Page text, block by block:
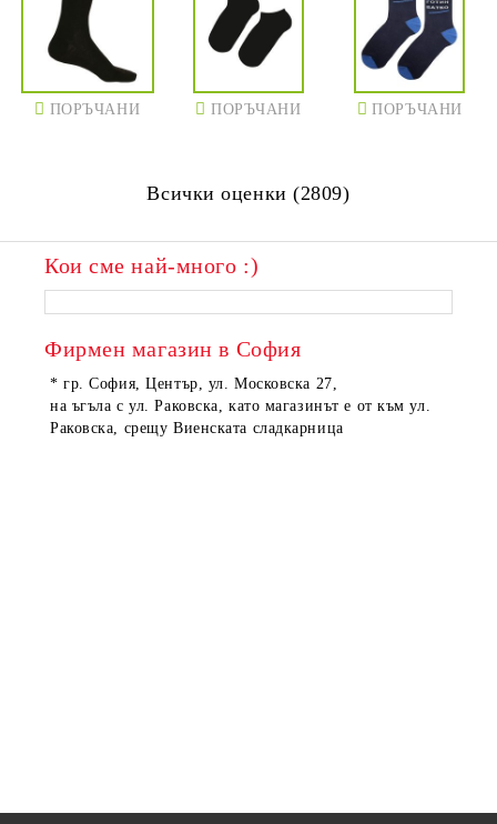
ПОРЪЧАНИ ПОРЪЧАНИ ПОРЪЧАНИ
ПОРЪЧАНИ
Всички оценки (2809)
Кои сме най-много :)
Фирмен магазин в София
* гр. София, Център, ул. Московска 27,
на ъгъла с ул. Раковска, като магазинът е от към ул.
Раковска, срещу Виенската сладкарница